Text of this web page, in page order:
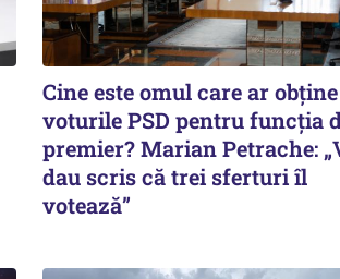
Cine este omul care ar obține
voturile PSD pentru funcția
premier? Marian Petrache:
dau scris că trei sferturi îl
votează”